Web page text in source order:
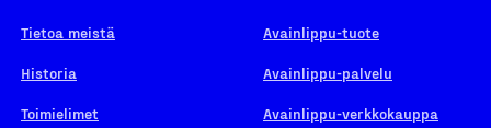
Tietoa meistä
Historia
Toimielimet
Avainlippu-tuote
Avainlippu-palvelu
Avainlippu-verkkokauppa